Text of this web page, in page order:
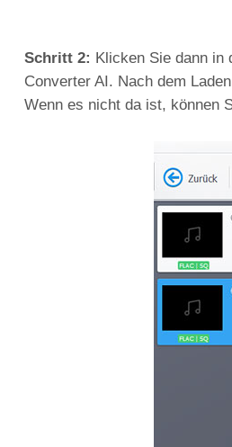
Schritt 2: Klicken Sie dann in
Converter AI. Nach dem
Wenn es nicht da ist, können